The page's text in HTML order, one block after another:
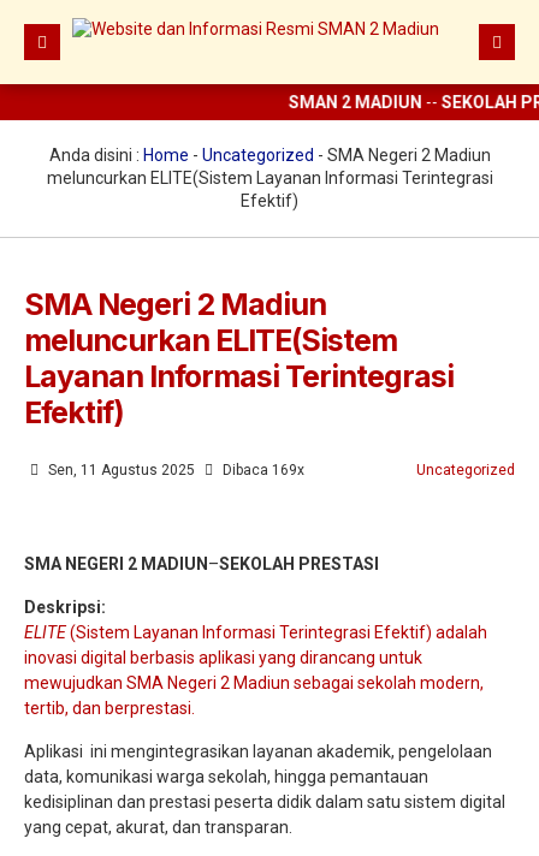
Berita
Profil
Ekstrakurikuler
Digital Sekolah
Guru dan Karyawan
SMAN 2 MADIUN--SEKOLAH
Anda disini : Home - Uncategorized - SMA Negeri 2 Madiun
meluncurkan ELITE(Sistem Layanan Informasi Terintegrasi
Efektif)
SMA Negeri 2 Madiun
meluncurkan ELITE(Sistem
Layanan Informasi Terintegrasi
Efektif)
Sen, 11 Agustus 2025 Dibaca 169x Uncategorized
SMA NEGERI 2 MADIUN –SEKOLAH PRESTASI
Deskripsi:
ELITE(Sistem Layanan Informasi Terintegrasi Efektif) adalah
inovasi digital berbasis aplikasi yang dirancang untuk
mewujudkan SMA Negeri 2 Madiun sebagai sekolah modern,
tertib, dan berprestasi.
Aplikasi ini mengintegrasikan layanan akademik, pengelolaan
data, komunikasi warga sekolah, hingga pemantauan
kedisiplinan dan prestasi peserta didik dalam satu sistem digital
yang cepat, akurat, dan transparan.